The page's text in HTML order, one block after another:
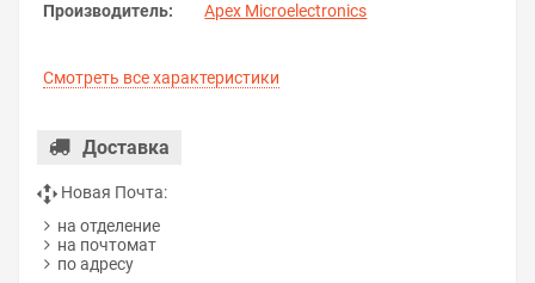
Производитель: Apex Microelectronics
Смотреть все характеристики
Доставка
Новая Почта:
на отделение
на почтомат
по адресу